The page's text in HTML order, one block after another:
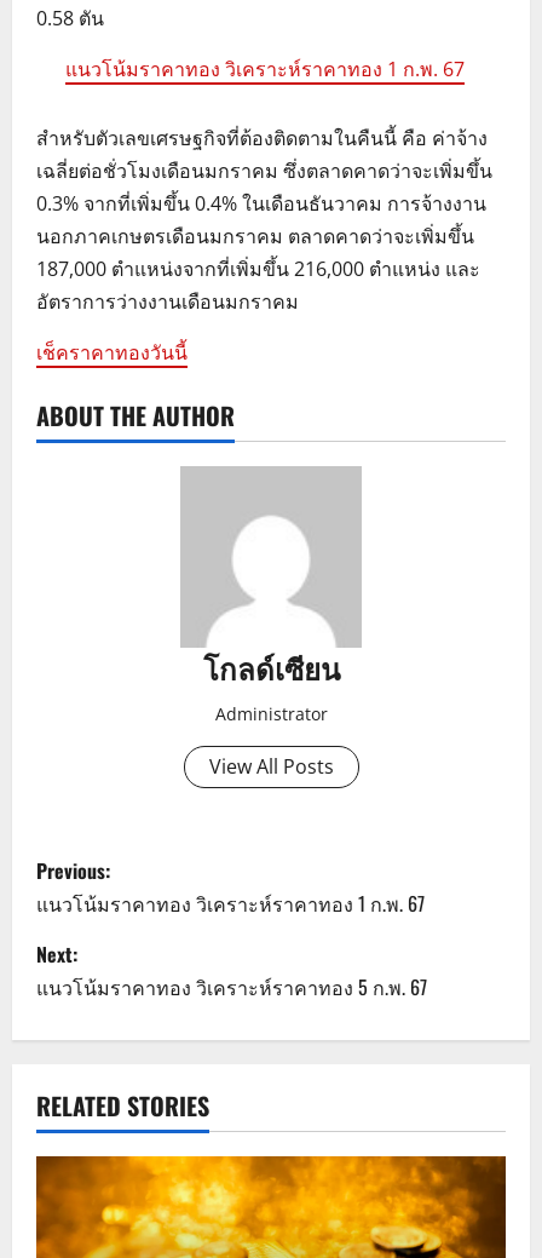
0.58 ตัน
แนวโน้มราคาทอง วิเคราะห์ราคาทอง 1 ก.พ. 67
สำหรับตัวเลขเศรษฐกิจที่ต้องติดตามในคืนนี้ คือ ค่าจ้าง
เฉลี่ยต่อชั่วโมงเดือนมกราคม ซึ่งตลาดคาดว่าจะเพิ่มขึ้น
0.3% จากที่เพิ่มขึ้น 0.4% ในเดือนธันวาคม การจ้างงาน
นอกภาคเกษตรเดือนมกราคม ตลาดคาดว่าจะเพิ่มขึ้น
187,000 ตำแหน่งจากที่เพิ่มขึ้น 216,000 ตำแหน่ง และ
อัตราการว่างงานเดือนมกราคม
เช็คราคาทองวันนี้
ABOUT THE AUTHOR
โกลด์เซียน
Administrator
View All Posts
P
o
s
t
a
v
i
Previous:
แนวโน้มราคาทอง วิเคราะห์ราคาทอง 1 ก.พ. 67
Next:
แนวโน้มราคาทอง วิเคราะห์ราคาทอง 5 ก.พ. 67
RELATED STORIES